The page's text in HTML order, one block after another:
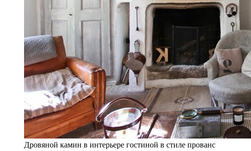
Дровяной камин в интерьере гостиной в стиле прованс